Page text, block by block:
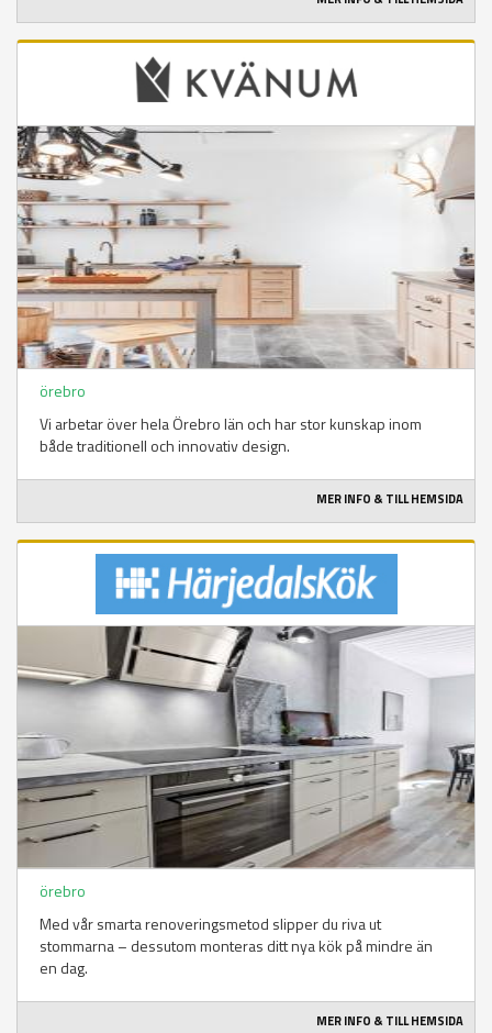
örebro
Vi arbetar över hela Örebro län och har stor kunskap inom
både traditionell och innovativ design.
MER INFO & TILL HEMSIDA
örebro
Med vår smarta renoveringsmetod slipper du riva ut
stommarna – dessutom monteras ditt nya kök på mindre än
en dag.
MER INFO & TILL HEMSIDA